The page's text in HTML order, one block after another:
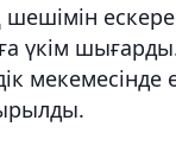
үкім